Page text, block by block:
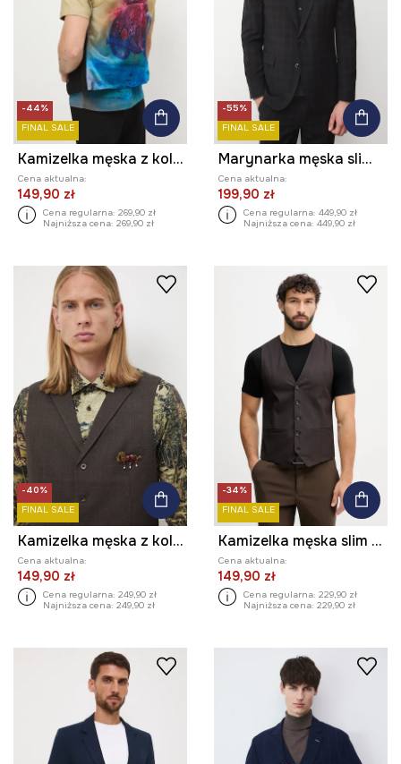
-44%
FINAL SALE
Kamizelka męska z kolekcji Zdzisław Beksiński x Medicine
Cena aktualna:
149,90 zł
Cena regularna: 269,90 zł
Najniższa cena: 269,90 zł
-55%
FINAL SALE
Marynarka męska slim w kratę
Cena aktualna:
199,90 zł
Cena regularna: 449,90 zł
Najniższa cena: 449,90 zł
-40%
FINAL SALE
Kamizelka męska z kolekcji Zamek Królewski na Wawelu x Medicine
Cena aktualna:
149,90 zł
Cena regularna: 249,90 zł
Najniższa cena: 249,90 zł
-34%
FINAL SALE
Kamizelka męska slim z drobnym wzorem
Cena aktualna:
149,90 zł
Cena regularna: 229,90 zł
Najniższa cena: 229,90 zł